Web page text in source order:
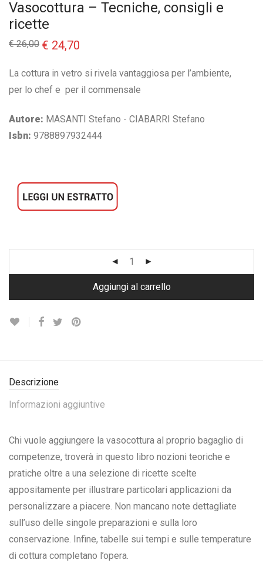
Vasocottura – Tecniche, consigli e
ricette
€26,00 Il
prezzo
era:
€ 24,70
è:
La cottura in vetro si rivela vantaggiosa per l’ambiente,
per lo chef e per il commensale
Autore: MASANTI Stefano - CIABARRI Stefano
Isbn: 9788897932444
Aggiungi al carrello
Descrizione
Informazioni aggiuntive
Chi vuole aggiungere la vasocottura al proprio bagaglio di
competenze, troverà in questo libro nozioni teoriche e
pratiche oltre a una selezione di ricette scelte
appositamente per illustrare particolari applicazioni da
personalizzare a piacere. Non mancano note dettagliate
sull’uso delle singole preparazioni e sulla loro
conservazione. Infine, tabelle sui tempi e sulle temperature
di cottura completano l’opera.